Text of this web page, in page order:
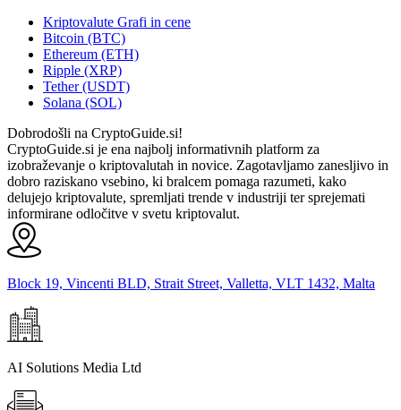
Kriptovalute Grafi in cene
Bitcoin (BTC)
Ethereum (ETH)
Ripple (XRP)
Tether (USDT)
Solana (SOL)
Dobrodošli na CryptoGuide.si!
CryptoGuide.si je ena najbolj informativnih platform za
izobraževanje o kriptovalutah in novice. Zagotavljamo zanesljivo in
dobro raziskano vsebino, ki bralcem pomaga razumeti, kako
delujejo kriptovalute, spremljati trende v industriji ter sprejemati
informirane odločitve v svetu kriptovalut.
Block 19, Vincenti BLD, Strait Street, Valletta, VLT 1432, Malta
AI Solutions Media Ltd